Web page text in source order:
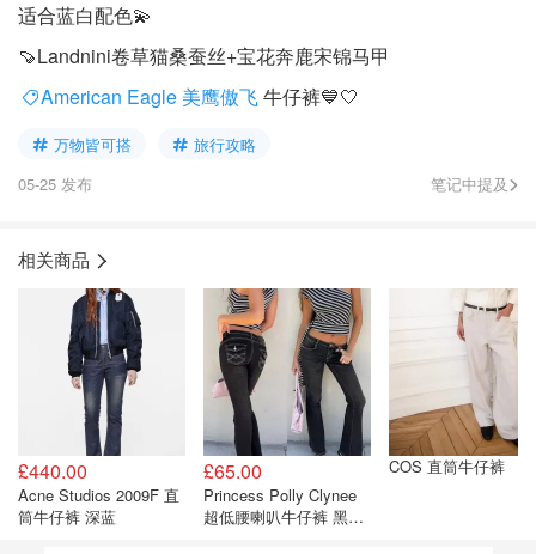
适合蓝白配色💫
🍠Landnini卷草猫桑蚕丝+宝花奔鹿宋锦马甲
American Eagle 美鹰傲飞牛仔裤💙🤍
万物皆可搭
旅行攻略
05-25 发布
笔记中提及
相关商品
£440.00
Acne Studios 2009F 直
筒牛仔裤 深蓝
£65.00
Princess Polly Clynee
超低腰喇叭牛仔裤 黑色
COS 直筒牛仔裤